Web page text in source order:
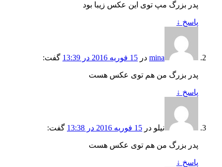
پدر بزرگ مپ توی این عکس زیبا بود
پاسخ ↓
mina در 15 فوریه 2016 در 13:39 گفت:
پدر بزرگ من هم توی عکس هست
پاسخ ↓
نیلو در 15 فوریه 2016 در 13:38 گفت:
پدر بزرگ من هم توی عکس هست
پاسخ ↓